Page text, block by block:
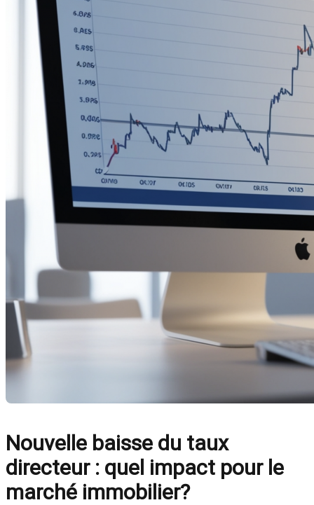
Nouvelle baisse du taux
directeur : quel impact pour le
marché immobilier?